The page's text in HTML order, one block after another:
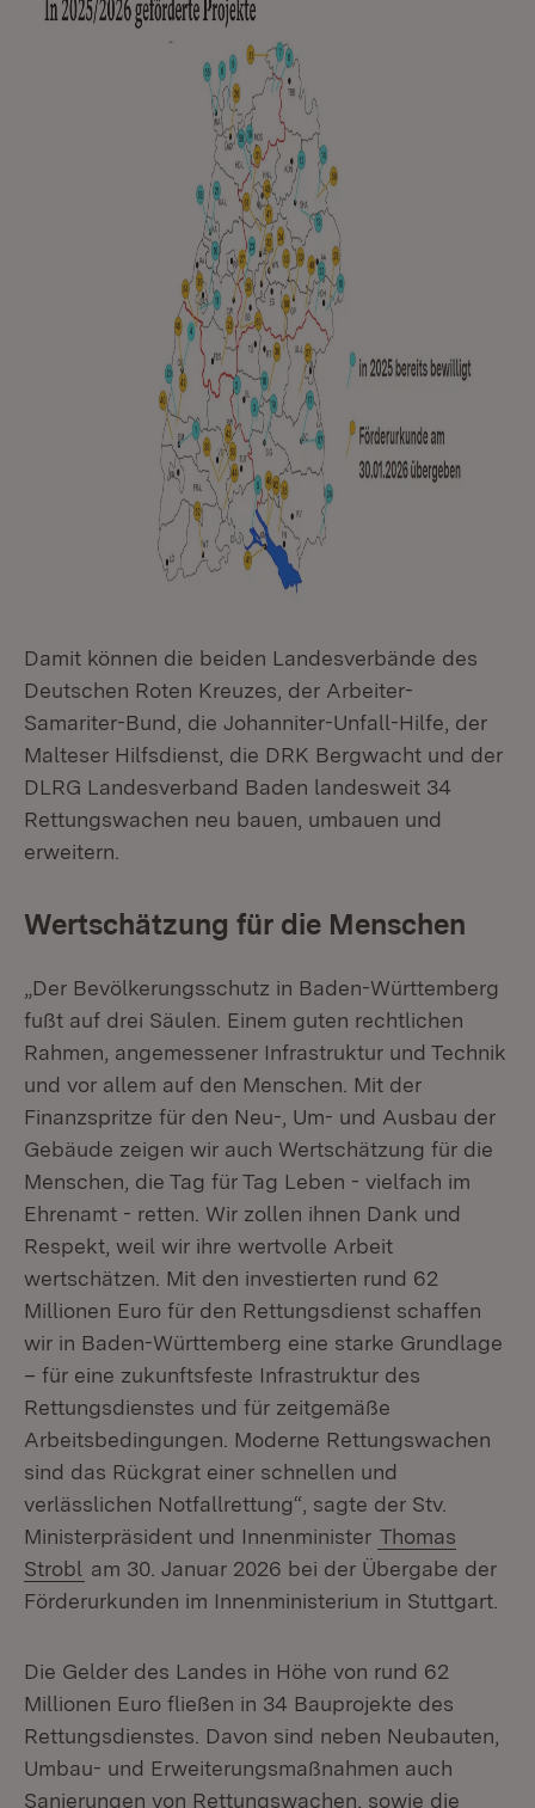
Damit können die beiden Landesverbände des
Deutschen Roten Kreuzes, der Arbeiter-
Samariter-Bund, die Johanniter-Unfall-Hilfe, der
Malteser Hilfsdienst, die DRK Bergwacht und der
DLRG Landesverband Baden landesweit 34
Rettungswachen neu bauen, umbauen und
erweitern.
Wertschätzung für die Menschen
„Der Bevölkerungsschutz in Baden-Württemberg
fußt auf drei Säulen. Einem guten rechtlichen
Rahmen, angemessener Infrastruktur und Technik
und vor allem auf den Menschen. Mit der
Finanzspritze für den Neu-, Um- und Ausbau der
Gebäude zeigen wir auch Wertschätzung für die
Menschen, die Tag für Tag Leben - vielfach im
Ehrenamt - retten. Wir zollen ihnen Dank und
Respekt, weil wir ihre wertvolle Arbeit
wertschätzen. Mit den investierten rund 62
Millionen Euro für den Rettungsdienst schaffen
wir in Baden-Württemberg eine starke Grundlage
– für eine zukunftsfeste Infrastruktur des
Rettungsdienstes und für zeitgemäße
Arbeitsbedingungen. Moderne Rettungswachen
sind das Rückgrat einer schnellen und
verlässlichen Notfallrettung“, sagte der Stv.
Ministerpräsident und Innenminister Thomas
Strobl am 30. Januar 2026 bei der Übergabe der
Förderurkunden im Innenministerium in Stuttgart.
Die Gelder des Landes in Höhe von rund 62
Millionen Euro fließen in 34 Bauprojekte des
Rettungsdienstes. Davon sind neben Neubauten,
Umbau- und Erweiterungsmaßnahmen auch
Sanierungen von Rettungswachen, sowie die